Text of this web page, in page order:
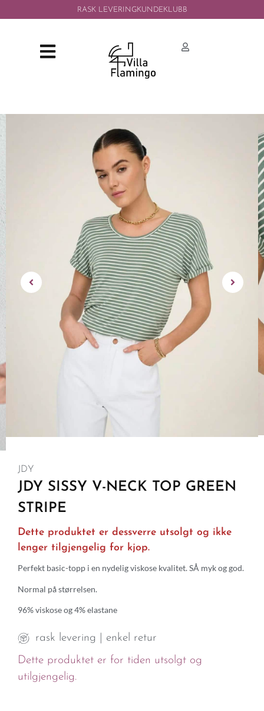
RASK LEVERINGKUNDEKLUBB
JDY
JDY SISSY V-NECK TOP GREEN
STRIPE
Dette produktet er dessverre utsolgt og ikke
lenger tilgjengelig for kjop.
Perfekt basic-topp i en nydelig viskose kvalitet. SÅ myk og god.
Normal på størrelsen.
96% viskose og 4% elastane
rask levering | enkel retur
Dette produktet er for tiden utsolgt og
utilgjengelig.